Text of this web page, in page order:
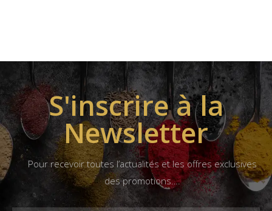
S'inscrire à la
Newsletter
Pour recevoir toutes l’actualités et les offres exclusives
des promotions….